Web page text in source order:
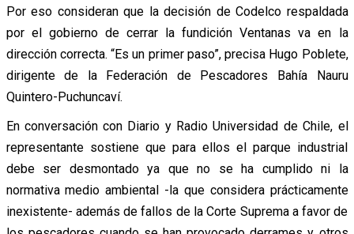
Por eso consideran que la decisión de Codelco respaldada
por el gobierno de cerrar la fundición Ventanas va en la
dirección correcta. “Es un primer paso”, precisa Hugo Poblete,
dirigente de la Federación de Pescadores Bahía Nauru
Quintero-Puchuncaví.
En conversación con Diario y Radio Universidad de Chile, el
representante sostiene que para ellos el parque industrial
debe ser desmontado ya que no se ha cumplido ni la
normativa medio ambiental -la que considera prácticamente
inexistente- además de fallos de la Corte Suprema a favor de